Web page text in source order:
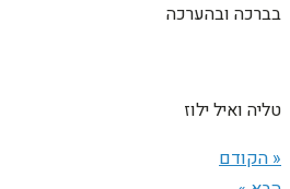
בברכה ובהערכה
טליה ואיל ילוז
« הקודם